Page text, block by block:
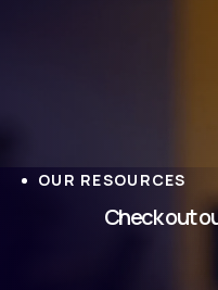
OUR RESOURCES
Check out